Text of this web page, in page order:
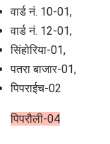
वार्ड नं. 10-01,
वार्ड नं. 12-01,
सिंहोरिया-01,
पतरा बाजार-01,
पिपराईच-02
पिपरौली-04